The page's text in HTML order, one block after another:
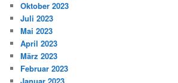
Oktober 2023
Juli 2023
Mai 2023
April 2023
März 2023
Februar 2023